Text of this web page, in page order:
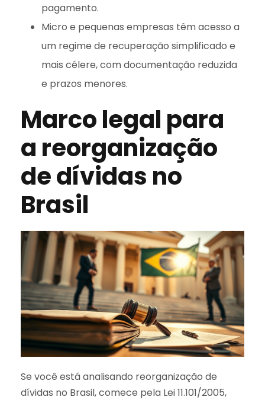
pagamento.
Micro e pequenas empresas têm acesso a
um regime de recuperação simplificado e
mais célere, com documentação reduzida
e prazos menores.
Marco legal para
a reorganização
de dívidas no
Brasil
Se você está analisando reorganização de
dívidas no Brasil, comece pela Lei 11.101/2005,